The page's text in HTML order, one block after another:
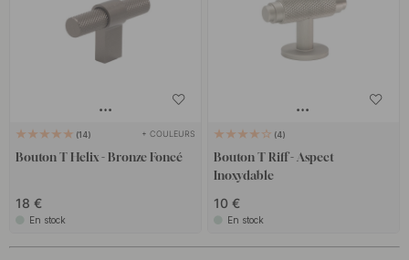
14 + COULEURS
Bouton T Helix - Bronze Foncé
18 €
En stock
4
Bouton T Riff - Aspect
Inoxydable
10 €
En stock